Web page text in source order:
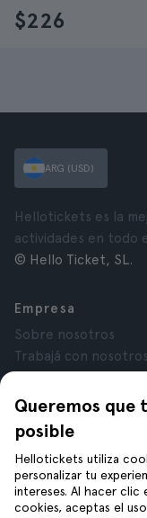
$226
Queremos que
posible
Hellotickets utiliza
personalizar tu
intereses. Al hacer clic
cookies, aceptas el
ARG (USD)
Hellotickets es la
actividades en todo
© Hello Ticket, SL.
Empresa
Sobre nosotros
Trabajá con nosotros
Opiniones
Privacidad
Términos y
Aviso Legal
Cookies